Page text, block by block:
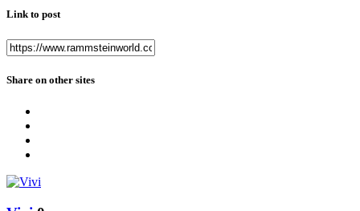
Link to post
Share on other sites